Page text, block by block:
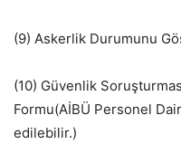
(9) Askerlik Durumunu
(10) Güvenlik
Formu(AİBÜ Personel
edilebilir.)